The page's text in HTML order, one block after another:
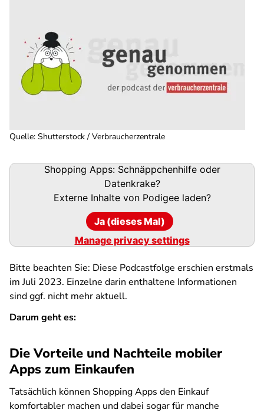
Quelle: Shutterstock / Verbraucherzentrale
Podigee-Shopping Apps: Schnäppchenhilfe oder
Datenkrake?
Externe Inhalte von Podigeeladen?
Ja (dieses Mal)
Manage privacy settings
Bitte beachten Sie: Diese Podcastfolge erschien erstmals
im Juli 2023. Einzelne darin enthaltene Informationen
sind ggf. nicht mehr aktuell.
Darum geht es:
Die Vorteile und Nachteile mobiler
Apps zum Einkaufen
Tatsächlich können Shopping Apps den Einkauf
komfortabler machen und dabei sogar für manche